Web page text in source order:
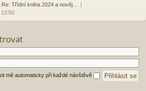
Re: Třídní kniha 2024 a nověj…
13:50
mě automaticky při každé návštěvě